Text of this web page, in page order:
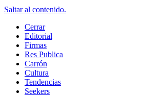
Saltar al contenido.
Cerrar
Editorial
Firmas
Res Publica
Carrón
Cultura
Tendencias
Seekers